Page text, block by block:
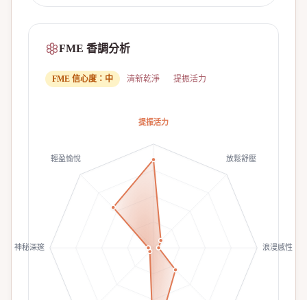
FME 香調分析
FME 信心度： 中 清新乾淨 提振活力
提振活力
放鬆舒壓
浪漫感性
神秘深邃
輕盈愉悅